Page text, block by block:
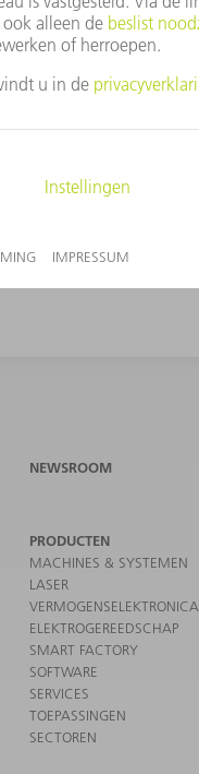
NEWSROOM
PRODUCTEN
MACHINES & SYSTEMEN
LASER
VERMOGENSELEKTRONICA
ELEKTROGEREEDSCHAP
SMART FACTORY
SOFTWARE
SERVICES
TOEPASSINGEN
SECTOREN